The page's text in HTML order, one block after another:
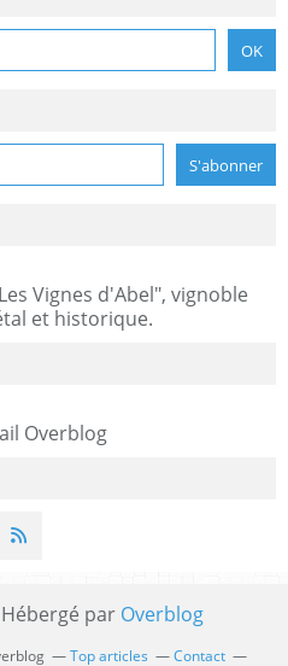
Vignes d'Abel", vignoble
et historique.
Overblog
par Overblog
Top articles Contact